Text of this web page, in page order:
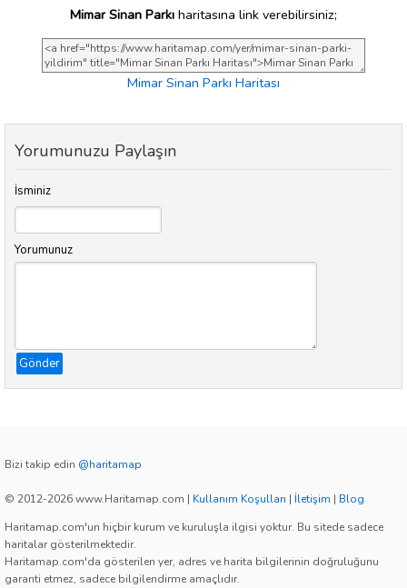
Mimar Sinan Parkı haritasına link verebilirsiniz;
Mimar Sinan Parkı Haritası
Yorumunuzu Paylaşın
İsminiz
Yorumunuz
Gönder
Bizi takip edin @haritamap
© 2012-2026 www.Haritamap.com | Kullanım Koşulları | İletişim | Blog
Haritamap.com'un hiçbir kurum ve kuruluşla ilgisi yoktur. Bu sitede sadece
haritalar gösterilmektedir.
Haritamap.com'da gösterilen yer, adres ve harita bilgilerinin doğruluğunu
garanti etmez, sadece bilgilendirme amaçlıdır.